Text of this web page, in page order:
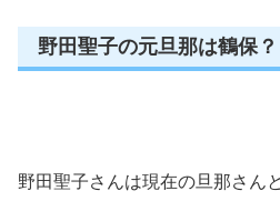
野田聖子の元旦那は鶴保？
野田聖子さんは現在の旦那さん